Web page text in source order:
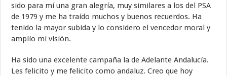
sido para mí una gran alegría, muy similares a los del PSA
de 1979 y me ha traído muchos y buenos recuerdos. Ha
tenido la mayor subida y lo considero el vencedor moral y
amplío mi visión.
Ha sido una excelente campaña la de Adelante Andalucía.
Les felicito y me felicito como andaluz. Creo que hoy